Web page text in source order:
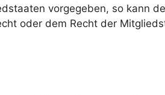
vorgegeben, so kann
oder dem Recht der